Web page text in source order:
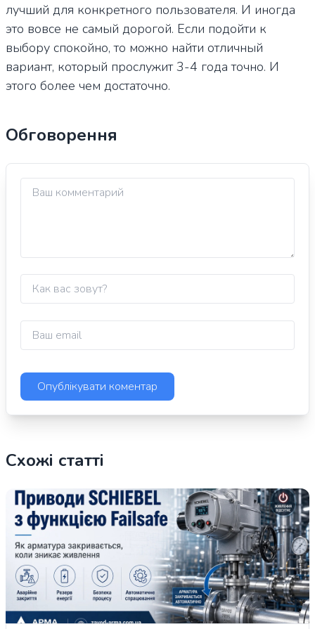
лучший для конкретного пользователя. И иногда
это вовсе не самый дорогой. Если подойти к
выбору спокойно, то можно найти отличный
вариант, который прослужит 3-4 года точно. И
этого более чем достаточно.
Обговорення
Схожі статті